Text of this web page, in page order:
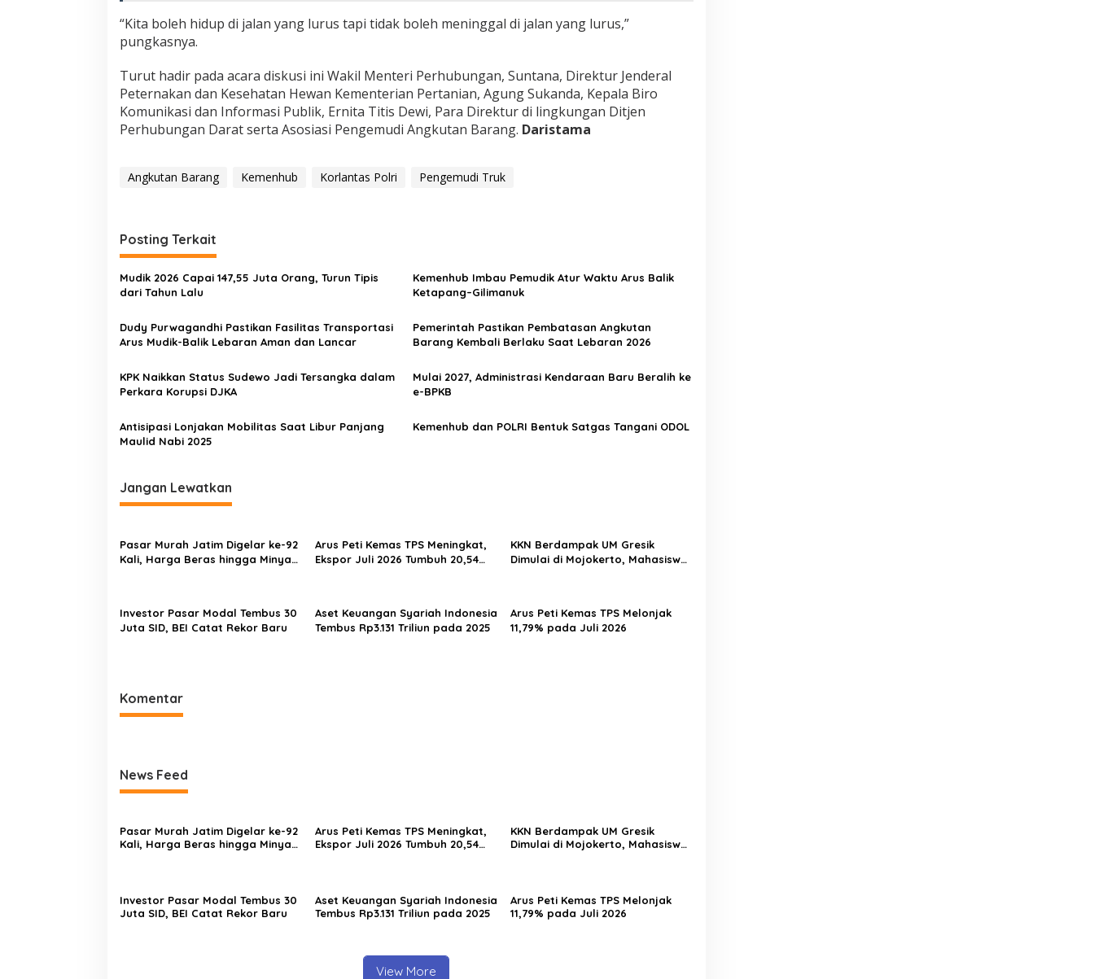
“Kita boleh hidup di jalan yang lurus tapi tidak boleh meninggal di jalan yang lurus,”
pungkasnya.
Turut hadir pada acara diskusi ini Wakil Menteri Perhubungan, Suntana, Direktur Jenderal
Peternakan dan Kesehatan Hewan Kementerian Pertanian, Agung Sukanda, Kepala Biro
Komunikasi dan Informasi Publik, Ernita Titis Dewi, Para Direktur di lingkungan Ditjen
Perhubungan Darat serta Asosiasi Pengemudi Angkutan Barang. Daristama
Angkutan Barang Kemenhub Korlantas Polri Pengemudi Truk
Posting Terkait
Mudik 2026 Capai 147,55 Juta Orang, Turun Tipis
dari Tahun Lalu
Kemenhub Imbau Pemudik Atur Waktu Arus Balik
Ketapang–Gilimanuk
Dudy Purwagandhi Pastikan Fasilitas Transportasi
Arus Mudik-Balik Lebaran Aman dan Lancar
Pemerintah Pastikan Pembatasan Angkutan
Barang Kembali Berlaku Saat Lebaran 2026
KPK Naikkan Status Sudewo Jadi Tersangka dalam
Perkara Korupsi DJKA
Mulai 2027, Administrasi Kendaraan Baru Beralih ke
e-BPKB
Antisipasi Lonjakan Mobilitas Saat Libur Panjang
Maulid Nabi 2025
Kemenhub dan POLRI Bentuk Satgas Tangani ODOL
Jangan Lewatkan
Pasar Murah Jatim Digelar ke-92
Kali, Harga Beras hingga Minyak
Arus Peti Kemas TPS Meningkat,
Ekspor Juli 2026 Tumbuh 20,54
KKN Berdampak UM Gresik
Dimulai di Mojokerto, Mahasiswa
Investor Pasar Modal Tembus 30
Juta SID, BEI Catat Rekor Baru
Aset Keuangan Syariah Indonesia
Tembus Rp3.131 Triliun pada 2025
Arus Peti Kemas TPS Melonjak
11,79% pada Juli 2026
Komentar
News Feed
Pasar Murah Jatim Digelar ke-92
Kali, Harga Beras hingga Minyak
Arus Peti Kemas TPS Meningkat,
Ekspor Juli 2026 Tumbuh 20,54
KKN Berdampak UM Gresik
Dimulai di Mojokerto, Mahasiswa
Investor Pasar Modal Tembus 30
Juta SID, BEI Catat Rekor Baru
Aset Keuangan Syariah Indonesia
Tembus Rp3.131 Triliun pada 2025
Arus Peti Kemas TPS Melonjak
11,79% pada Juli 2026
View More